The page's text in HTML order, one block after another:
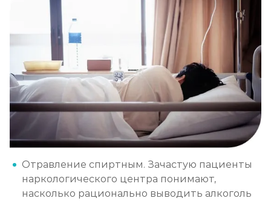
Отравление спиртным. Зачастую пациенты
наркологического центра понимают,
насколько рационально выводить алкоголь